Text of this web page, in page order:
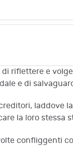
riflettere e
e di
laddove
la loro stessa
confliggenti